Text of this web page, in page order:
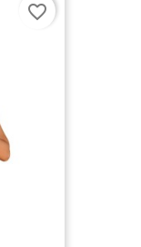
favorite_border